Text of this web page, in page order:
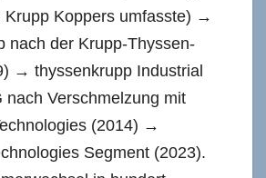
Krupp Koppers umfasste) →
nach der Krupp-Thyssen-
→ thyssenkrupp Industrial
nach Verschmelzung mit
(2014) →
Segment (2023).